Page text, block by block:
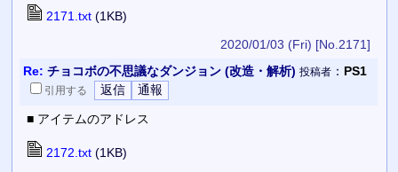
2171.txt(1KB)
2020/01/03 (Fri) [No.2171]
Re: チョコボの不思議なダンジョン (改造・解析) 投稿者： PS1
引用する
■ アイテムのアドレス
2172.txt(1KB)